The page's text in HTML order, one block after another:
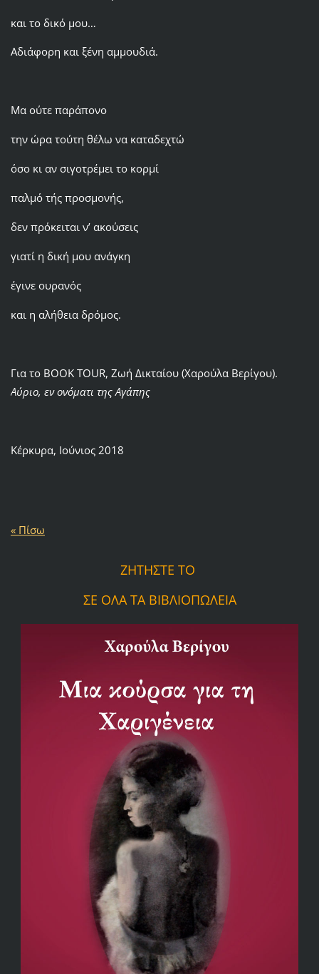
και το δικό μου…
Αδιάφορη και ξένη αμμουδιά.
Μα ούτε παράπονο
την ώρα τούτη θέλω να καταδεχτώ
όσο κι αν σιγοτρέμει το κορμί
παλμό τής προσμονής,
δεν πρόκειται ν’ ακούσεις
γιατί η δική μου ανάγκη
έγινε ουρανός
και η αλήθεια δρόμος.
Για το BOOK TOUR, Ζωή Δικταίου (Χαρούλα Βερίγου).
Αύριο, εν ονόματι της Αγάπης
Κέρκυρα, Ιούνιος 2018
« Πίσω
ΖΗΤΗΣΤΕ ΤΟ
ΣΕ ΟΛΑ ΤΑ ΒΙΒΛΙΟΠΩΛΕΙΑ